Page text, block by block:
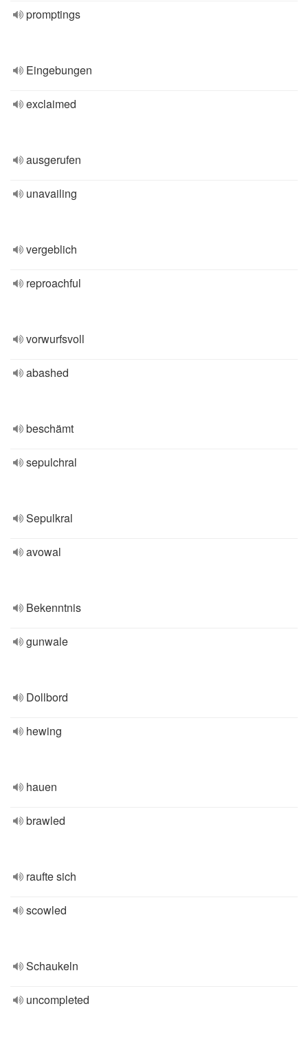
promptings
Eingebungen
exclaimed
ausgerufen
unavailing
vergeblich
reproachful
vorwurfsvoll
abashed
beschämt
sepulchral
Sepulkral
avowal
Bekenntnis
gunwale
Dollbord
hewing
hauen
brawled
raufte sich
scowled
Schaukeln
uncompleted